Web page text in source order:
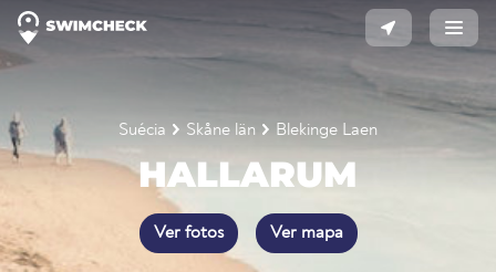
Suécia Skåne län Blekinge Laen
HALLARUM
Ver fotos Ver mapa